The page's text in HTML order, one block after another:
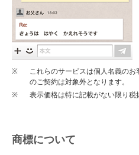
※
これらのサービスは個人名義の
のご契約は対象外となります。
※
表示価格は特に記載がない限り税
商標について